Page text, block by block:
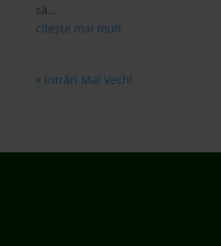
să...
citește mai mult
« Intrări Mai Vechi